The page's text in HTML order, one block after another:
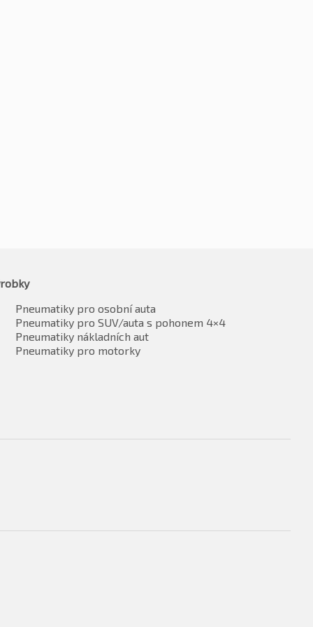
100W
Pneumatiky pro osobní auta
Pneumatiky pro SUV/auta s pohonem 4×4
Pneumatiky nákladních aut
Pneumatiky pro motorky